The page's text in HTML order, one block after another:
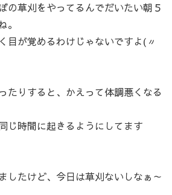
の草刈をやってるんでだいたい朝５
。
目が覚めるわけじゃないですよ(〃
たりすると、かえって体調悪くなる
じ時間に起きるようにしてます
したけど、今日は草刈ないしなぁ～